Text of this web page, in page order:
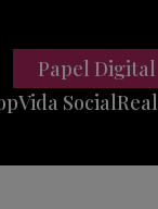
Vida Social
Papel Digital